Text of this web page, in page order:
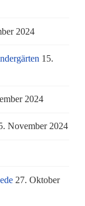
2024
15.
2024
November 2024
27. Oktober